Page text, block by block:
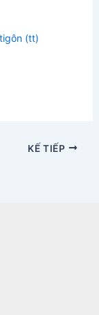
(tt)
KẾ TIẾP